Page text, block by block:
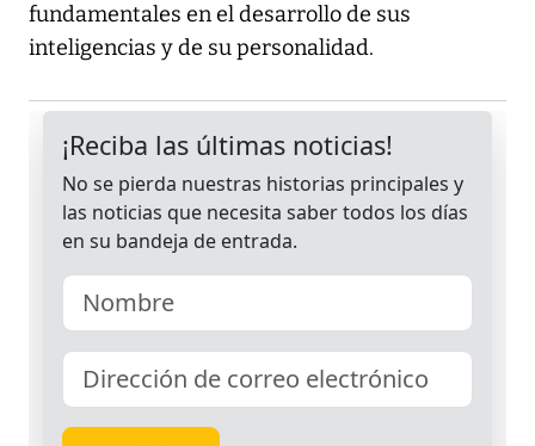
fundamentales en el desarrollo de sus
inteligencias y de su personalidad.